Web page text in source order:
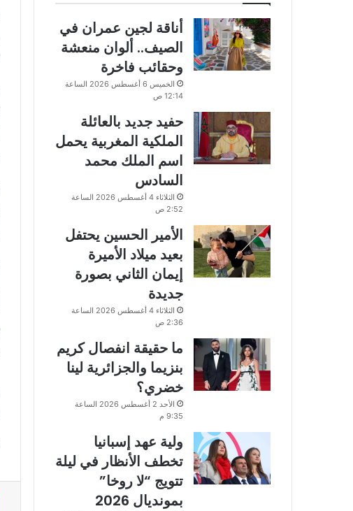
أناقة لجين عمران في
الصيف.. ألوان منعشة
وحقائب فاخرة
الخميس 6 أغسطس 2026 الساعة
12:14 ص
حفيد جديد بالعائلة
الملكية المغربية يحمل
اسم الملك محمد
السادس
الثلاثاء 4 أغسطس 2026 الساعة
2:52 ص
الأمير الحسين يحتفل
بعيد ميلاد الأميرة
إيمان الثاني بصورة
جديدة
الثلاثاء 4 أغسطس 2026 الساعة
2:36 ص
ما حقيقة انفصال كريم
بنزيما والجزائرية لينا
خضري؟
الأحد 2 أغسطس 2026 الساعة
9:35 م
ولية عهد إسبانيا
تخطف الأنظار في ليلة
تتويج “لا روخا”
بمونديال 2026